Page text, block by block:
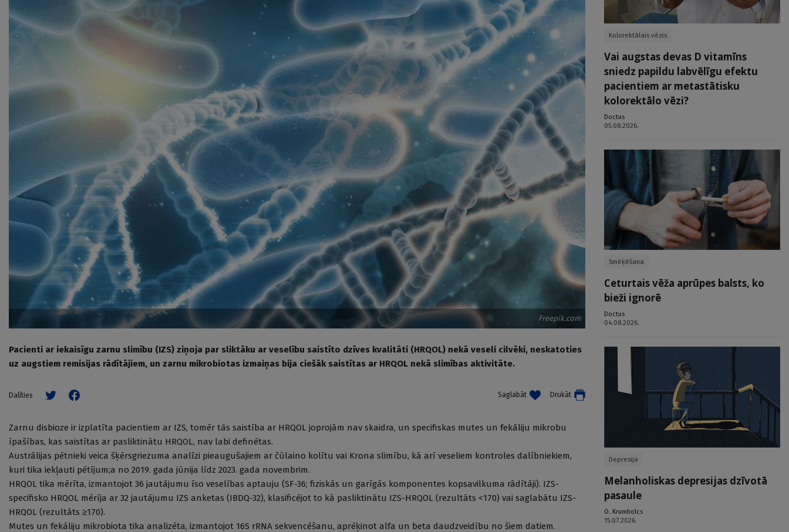
Freepik.com
Pacienti ar iekaisīgu zarnu slimību (IZS) ziņoja par sliktāku ar veselību saistīto dzīves kvalitāti (HRQOL) nekā veseli cilvēki, neskatoties
uz augstiem remisijas rādītājiem, un zarnu mikrobiotas izmaiņas bija ciešāk saistītas ar HRQOL nekā slimības aktivitāte.
Dalīties Saglabāt Drukāt
Zarnu disbioze ir izplatīta pacientiem ar IZS, tomēr tās saistība ar HRQOL joprojām nav skaidra, un specifiskas mutes un fekāliju mikrobu
īpašības, kas saistītas ar pasliktinātu HRQOL, nav labi definētas.
Austrālijas pētnieki veica šķērsgriezuma analīzi pieaugušajiem ar čūlaino kolītu vai Krona slimību, kā arī veseliem kontroles dalībniekiem,
kuri tika iekļauti pētījum;a no 2019. gada jūnija līdz 2023. gada novembrim.
HRQOL tika mērīta, izmantojot 36 jautājumu īso veselības aptauju (SF-36; fiziskās un garīgās komponentes kopsavilkuma rādītāji). IZS-
specifisko HRQOL mērīja ar 32 jautājumu IZS anketas (IBDQ-32), klasificējot to kā pasliktinātu IZS-HRQOL (rezultāts <170) vai saglabātu IZS-
HRQOL (rezultāts ≥170).
Mutes un fekāliju mikrobiota tika analizēta, izmantojot 16S rRNA sekvencēšanu, aprēķinot alfa un beta daudzveidību no šiem datiem.
Kolorektālais vēzis
Vai augstas devas D vitamīns
sniedz papildu labvēlīgu efektu
pacientiem ar metastātisku
kolorektālo vēzi?
Doctus
05.08.2026.
Smēķēšana
Ceturtais vēža aprūpes balsts, ko
bieži ignorē
Doctus
04.08.2026.
Depresija
Melanholiskas depresijas dzīvotā
pasaule
O. Krumholcs
15.07.2026.